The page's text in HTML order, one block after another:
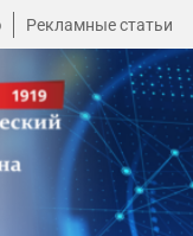
Рекламные статьи